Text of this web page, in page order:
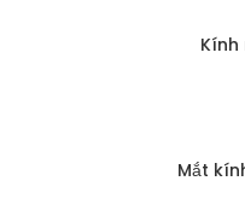
Kính
Mắt